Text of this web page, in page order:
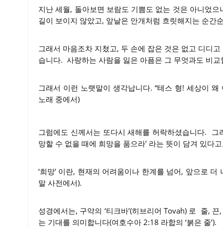
지난 세월, 돌아보면 보람도 기쁨도 없는 것은 아니었
길이 보이지 않았고, 앞날은 안개처럼 흐릿해지는 순간
그래서 마음조차 지쳤고, 두 손에 잡은 것은 없고 디디
습니다. 사랑하는 사람을 잃은 아픔은 그 무엇과도 비교
그래서 이런 노랫말이 생각납니다. “테스 형! 세상이 왜
노래 중에서)
그럼에도 신께서는 또다시 새해를 허락하셨습니다. 그
망할 수 없을 때에 희망을 품으라’ 라는 뜻이 담겨 있다
‘희망’ 이란, 현재의 어려움이나 한계를 넘어, 앞으로
말 사전에서).
성경에서는, 구약의 ‘티크바’(히브리어 Tovah) 로 줄,
는 기대를 의미합니다(여호수아 2:18 라합의 ‘붉은 줄’).